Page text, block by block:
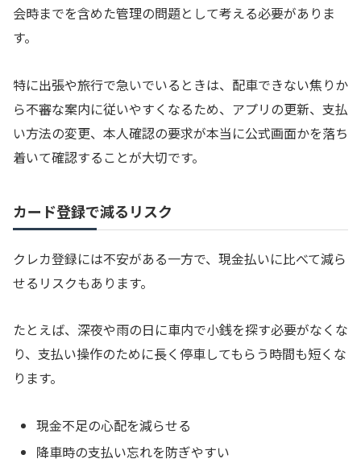
会時までを含めた管理の問題として考える必要がありま
す。
特に出張や旅行で急いでいるときは、配車できない焦りか
ら不審な案内に従いやすくなるため、アプリの更新、支払
い方法の変更、本人確認の要求が本当に公式画面かを落ち
着いて確認することが大切です。
カード登録で減るリスク
クレカ登録には不安がある一方で、現金払いに比べて減ら
せるリスクもあります。
たとえば、深夜や雨の日に車内で小銭を探す必要がなくな
り、支払い操作のために長く停車してもらう時間も短くな
ります。
現金不足の心配を減らせる
降車時の支払い忘れを防ぎやすい